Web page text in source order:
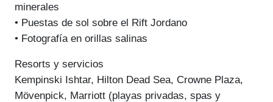
minerales
• Puestas de sol sobre el Rift Jordano
• Fotografía en orillas salinas
Resorts y servicios
Kempinski Ishtar, Hilton Dead Sea, Crowne Plaza,
Mövenpick, Marriott (playas privadas, spas y